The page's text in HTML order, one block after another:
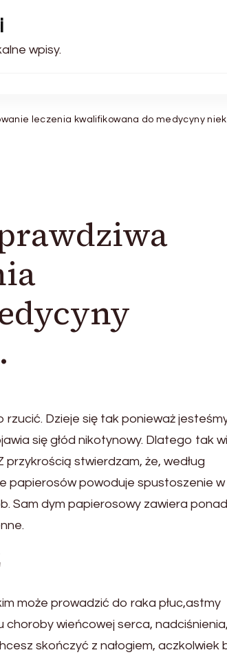
wpisy.
leczenia kwalifikowana do medycyny
Dzieje się tak ponieważ
się głód nikotynowy. Dlatego tak
stwierdzam, że, według
papierosów powoduje spustoszenie w
Sam dym papierosowy zawiera
może prowadzić do raka płuc,astmy
choroby wieńcowej serca, nadciśnienia,
skończyć z nałogiem, aczkolwiek